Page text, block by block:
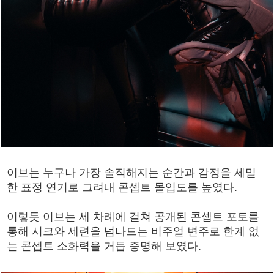
이브는 누구나 가장 솔직해지는 순간과 감정을 세밀
한 표정 연기로 그려내 콘셉트 몰입도를 높였다.
이렇듯 이브는 세 차례에 걸쳐 공개된 콘셉트 포토를
통해 시크와 세련을 넘나드는 비주얼 변주로 한계 없
는 콘셉트 소화력을 거듭 증명해 보였다.